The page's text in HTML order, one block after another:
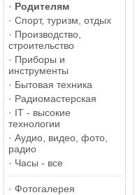
· Родителям
· Спорт, туризм, отдых
· Производство,
строительство
· Приборы и
инструменты
· Бытовая техника
· Радиомастерская
· IT - высокие
технологии
· Аудио, видео, фото,
радио
· Часы - все
· Фотогалерея